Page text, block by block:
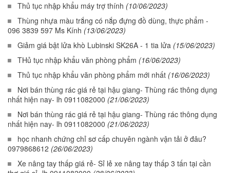
Thủ tục nhập khẩu máy trợ thính (10/06/2023)
Thùng nhựa màu trắng có nắp đựng đồ dùng, thực phẩm -
096 3839 597 Ms Kính (13/06/2023)
Giảm giá bật lửa khò Lubinski SK26A - 1 tia lửa (15/06/2023)
THủ tục nhập khẩu văn phòng phẩm (16/06/2023)
Thủ tục nhập khẩu văn phòng phẩm mới nhất (16/06/2023)
Nơi bán thùng rác giá rẻ tại hậu giang- Thùng rác thông dụng
nhất hiện nay- lh 0911082000 (21/06/2023)
Nơi bán thùng rác giá rẻ tại hậu giang- Thùng rác thông dụng
nhất hiện nay- lh 0911082000 (21/06/2023)
học nhanh chứng chỉ sơ cấp chuyên ngành vận tải ở đâu?
0979868612 (26/06/2023)
Xe nâng tay thấp giá rẻ- Sỉ lẻ xe nâng tay thấp 3 tấn tại cần